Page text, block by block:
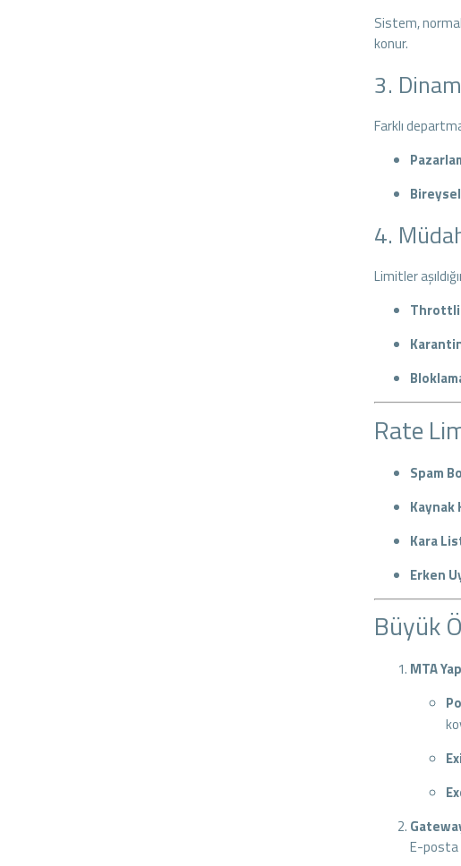
Sistem,
konur.
3.
Farklı
Bireysel
4.
Limitler
Rate
Spam
Kaynak
Kara
Erken
Büyük
MTA
E-posta